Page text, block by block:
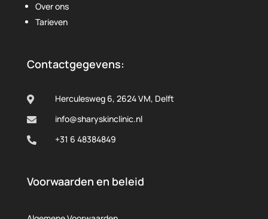
Over ons
Tarieven
Contactgegevens:
 Herculesweg 6, 2624 VM, Delft
 info@sharyskinclinic.nl
 +31 6 48384849
Voorwaarden en beleid